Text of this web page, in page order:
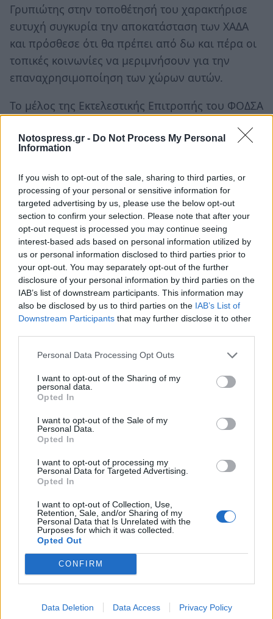
Notospress.gr - Do Not Process My Personal
Information
If you wish to opt-out of the sale, sharing to third parties, or
processing of your personal or sensitive information for
targeted advertising by us, please use the below opt-out
section to confirm your selection. Please note that after your
opt-out request is processed you may continue seeing
interest-based ads based on personal information utilized by
us or personal information disclosed to third parties prior to
your opt-out. You may separately opt-out of the further
disclosure of your personal information by third parties on the
IAB’s list of downstream participants. This information may
also be disclosed by us to third parties on the IAB’s List of
Downstream Participants that may further disclose it to other
Personal Data Processing Opt Outs
I want to opt-out of the Sharing of my
personal data.
Opted In
I want to opt-out of the Sale of my
Personal Data.
Opted In
I want to opt-out of processing my
Personal Data for Targeted Advertising.
Opted In
I want to opt-out of Collection, Use,
Retention, Sale, and/or Sharing of my
Personal Data that Is Unrelated with the
Purposes for which it was collected.
Opted Out
CONFIRM
Data Deletion Data Access Privacy Policy
Γρυπιώτης στην τοποθέτησή του χαρακτήρισε
ευτυχή συγκυρία την αποκατάσταση των ΧΑΔΑ
και πρόσθεσε ότι θα πρέπει από δω και πέρα οι
τοπικές κοινωνίες να μεριμνήσουν για την
επαναχρησιμοποίηση των χώρων αυτών.
Το μέλος της Εκτελεστικής Επιτροπής του ΦΟΔΣΑ
στιγμή και έκανε λόγο για ιστορική πολιτική
Περιφέρειας και των Δήμων. Εξέφρασε τη χαρά
του γιατί ένα μεγάλο και δύσκολο πρόβλημα
δεκαετιών λύθηκε επιτυχώς και τόνισε ότι
«αναμένουμε την ολοκληρωμένη διαχείριση των
απορριμμάτων όπως έχει εγκριθεί».
Η Θεματική Αντιπεριφερειάρχης κα Νικολάκου
μίλησε για το έργο αυτό ως ένα από τα
σημαντικότερα για την Πελοπόννησο και το
χαρακτήρισε απόδειξη«ότι μπορούμε να κάνουμε
μεγάλα έργα και να μετατρέψουμε την Πελοπόννησο
από δακτυλοδεικτούμενη βρώμικη Περιφέρεια σε
πρότυπο αειφορίας και προστασίας του
περιβάλλοντος».
ΠΕΡΙΒΑΛΛΟΝ